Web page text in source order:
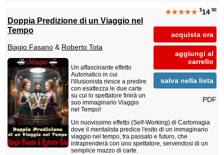
★★★★★ $14.90
acquista ora
aggiungi al
carrello
salva nella lista
PDF
Doppia Predizione di un Viaggio nel
Tempo
Biagio Fasano & Roberto Tota
Un affascinante effetto
Automatico in cui
l'illusionista riesce a predire
con esattezza le due carte
su cui lo spettatore finirà un
suo immaginario Viaggio
nel Tempo!
Un nuovissimo effetto (Self-Working) di Cartomagia
dove il mentalista predice l'esito di un immaginario
viaggio nel tempo, tra passato e futuro, che
intraprenderà con uno spettatore, servendosi di un
semplice mazzo di carte.